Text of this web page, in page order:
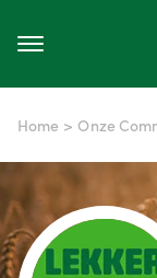
Home > Onze